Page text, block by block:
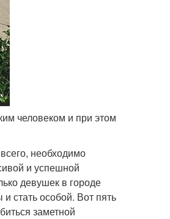
человеком и при этом
необходимо
и успешной
девушек в городе
стать особой. Вот пять
заметной